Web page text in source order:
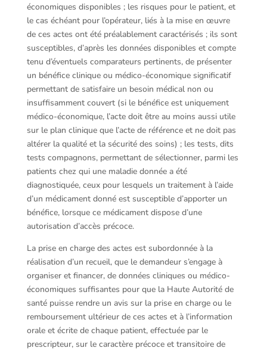
économiques disponibles ; les risques pour le patient, et
le cas échéant pour l’opérateur, liés à la mise en œuvre
de ces actes ont été préalablement caractérisés ; ils sont
susceptibles, d’après les données disponibles et compte
tenu d’éventuels comparateurs pertinents, de présenter
un bénéfice clinique ou médico-économique significatif
permettant de satisfaire un besoin médical non ou
insuffisamment couvert (si le bénéfice est uniquement
médico-économique, l’acte doit être au moins aussi utile
sur le plan clinique que l’acte de référence et ne doit pas
altérer la qualité et la sécurité des soins) ; les tests, dits
tests compagnons, permettant de sélectionner, parmi les
patients chez qui une maladie donnée a été
diagnostiquée, ceux pour lesquels un traitement à l’aide
d’un médicament donné est susceptible d’apporter un
bénéfice, lorsque ce médicament dispose d’une
autorisation d’accès précoce.
La prise en charge des actes est subordonnée à la
réalisation d’un recueil, que le demandeur s’engage à
organiser et financer, de données cliniques ou médico-
économiques suffisantes pour que la Haute Autorité de
santé puisse rendre un avis sur la prise en charge ou le
remboursement ultérieur de ces actes et à l’information
orale et écrite de chaque patient, effectuée par le
prescripteur, sur le caractère précoce et transitoire de